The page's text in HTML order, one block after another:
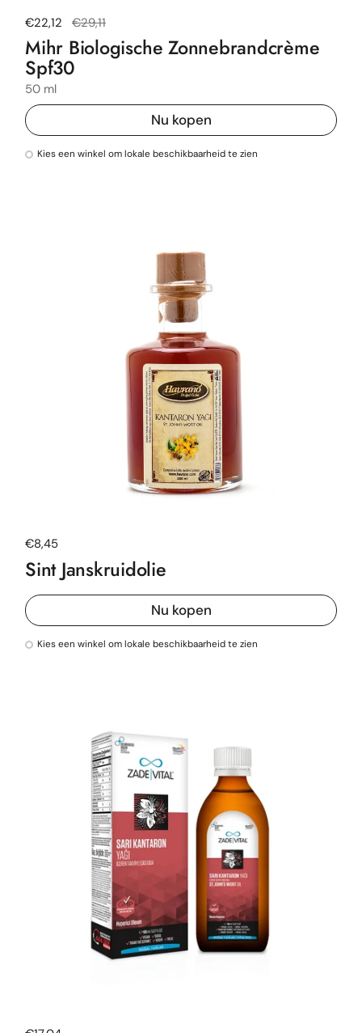
Normale prijs
€22,12 Uitverkoopprijs
€29,11
Mihr Biologische Zonnebrandcrème
Spf30
50 ml
Nu kopen
Kies een winkel om lokale beschikbaarheid te zien
Normale prijs
€8,45
Sint Janskruidolie
Nu kopen
Kies een winkel om lokale beschikbaarheid te zien